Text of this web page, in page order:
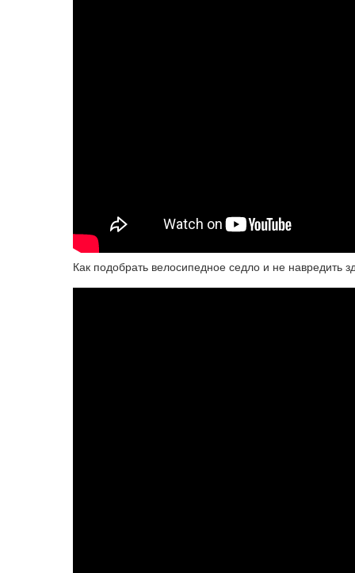
Как подобрать велосипедное седло и не навредить